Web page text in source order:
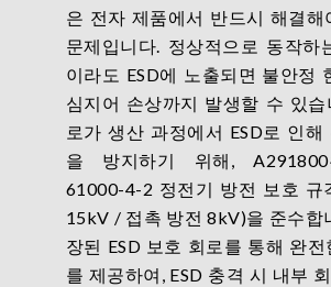
은 전자 제품에서 반드시 해결해
문제입니다. 정상적으로 동작하
이라도 ESD에 노출되면 불안정
심지어 손상까지 발생할 수 있습
로가 생산 과정에서 ESD로 인해
을 방지하기 위해,
61000-4-2 정전기 방전 보호 규
15kV / 접촉 방전 8kV)을 준수합
장된 ESD 보호 회로를 통해 완전
를 제공하여, ESD 충격 시 내부